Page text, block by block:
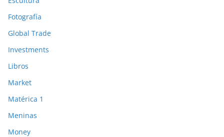
Fotografía
Global Trade
Investments
Libros
Market
Matérica 1
Meninas
Money